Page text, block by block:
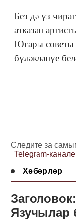
Без дә үз
атказан
Югары советы
бүләкләнүе
Следите за
Telegram-канале
Хәбәрләр
Язучылар